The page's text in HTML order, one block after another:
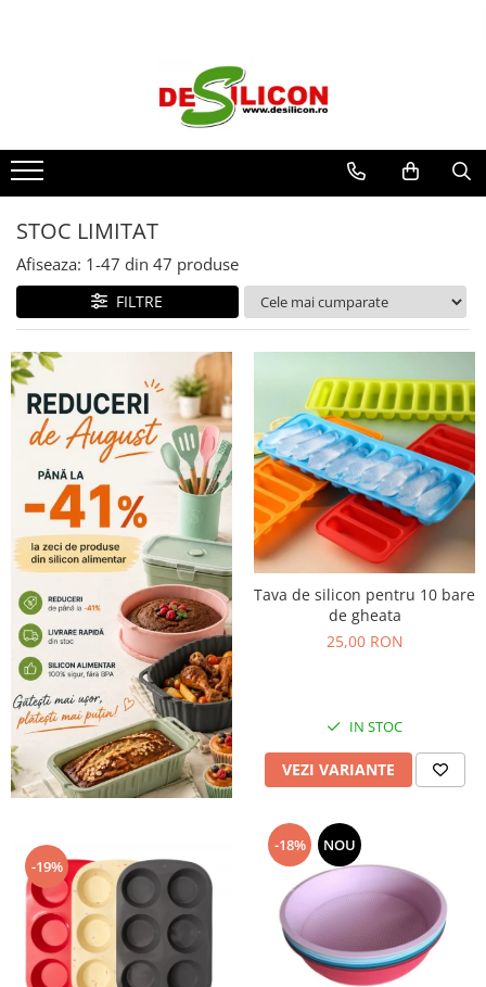
STOC LIMITAT
Afiseaza: 1-47 din 47 produse
FILTRE
Tava de silicon pentru 10 bare
de gheata
25,00 RON
IN STOC
VEZI VARIANTE
-19%
-18% NOU